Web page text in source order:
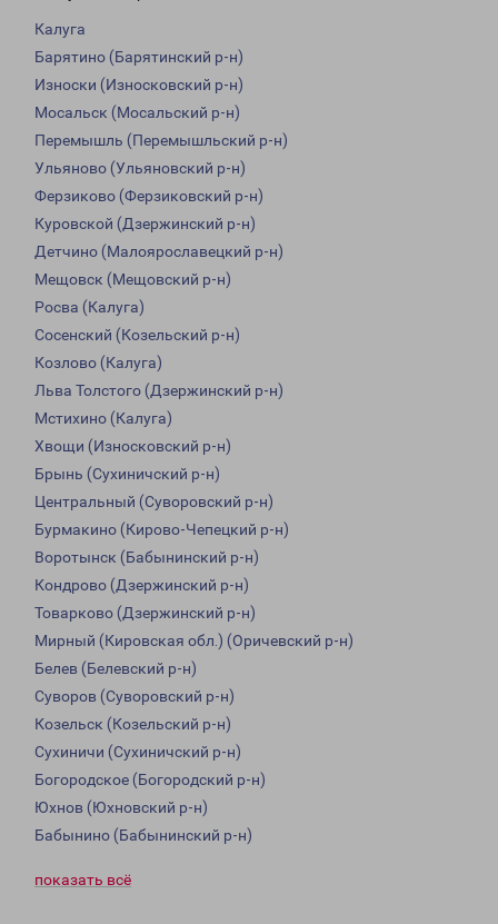
Калуга
Барятино (Барятинский р-н)
Износки (Износковский р-н)
Мосальск (Мосальский р-н)
Перемышль (Перемышльский р-н)
Ульяново (Ульяновский р-н)
Ферзиково (Ферзиковский р-н)
Куровской (Дзержинский р-н)
Детчино (Малоярославецкий р-н)
Мещовск (Мещовский р-н)
Росва (Калуга)
Сосенский (Козельский р-н)
Козлово (Калуга)
Льва Толстого (Дзержинский р-н)
Мстихино (Калуга)
Хвощи (Износковский р-н)
Брынь (Сухиничский р-н)
Центральный (Суворовский р-н)
Бурмакино (Кирово-Чепецкий р-н)
Воротынск (Бабынинский р-н)
Кондрово (Дзержинский р-н)
Товарково (Дзержинский р-н)
Мирный (Кировская обл.) (Оричевский р-н)
Белев (Белевский р-н)
Суворов (Суворовский р-н)
Козельск (Козельский р-н)
Сухиничи (Сухиничский р-н)
Богородское (Богородский р-н)
Юхнов (Юхновский р-н)
Бабынино (Бабынинский р-н)
показать всё